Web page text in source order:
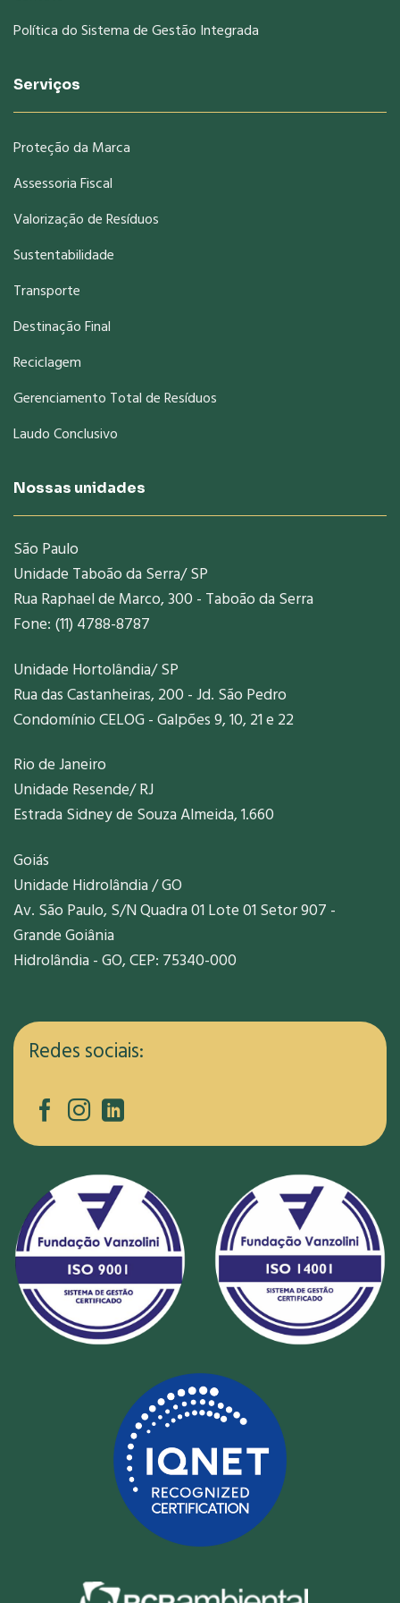
Política do Sistema de Gestão Integrada
Serviços
Proteção da Marca
Assessoria Fiscal
Valorização de Resíduos
Sustentabilidade
Transporte
Destinação Final
Reciclagem
Gerenciamento Total de Resíduos
Laudo Conclusivo
Nossas unidades
São Paulo
Unidade Taboão da Serra/ SP
Rua Raphael de Marco, 300 - Taboão da Serra
Fone: (11) 4788-8787
Unidade Hortolândia/ SP
Rua das Castanheiras, 200 - Jd. São Pedro
Condomínio CELOG - Galpões 9, 10, 21 e 22
Rio de Janeiro
Unidade Resende/ RJ
Estrada Sidney de Souza Almeida, 1.660
Goiás
Unidade Hidrolândia / GO
Av. São Paulo, S/N Quadra 01 Lote 01 Setor 907 -
Grande Goiânia
Hidrolândia - GO, CEP: 75340-000
Redes sociais: